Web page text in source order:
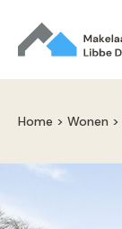
Home > Wonen >